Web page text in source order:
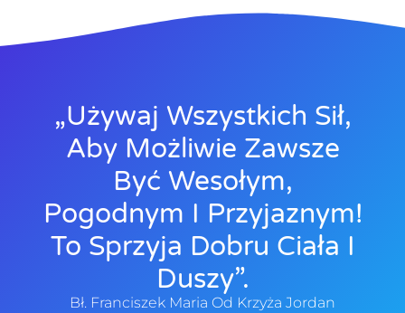
„Używaj Wszystkich Sił,
Aby Możliwie Zawsze
Być Wesołym,
Pogodnym I Przyjaznym!
To Sprzyja Dobru Ciała I
Duszy”.
Bł. Franciszek Maria Od Krzyża Jordan